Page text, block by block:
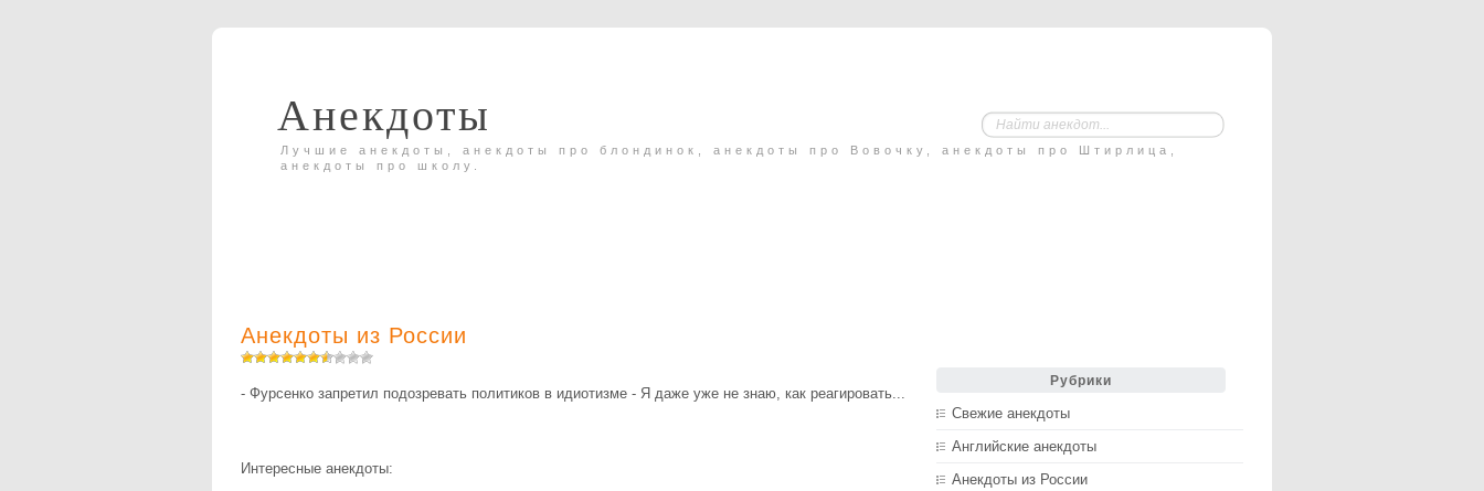
Анекдоты
Лучшие анекдоты, анекдоты про блондинок, анекдоты про Вовочку, анекдоты про Штирлица,
анекдоты про школу.
Анекдоты из России
- Фурсенко запретил подозревать политиков в идиотизме - Я даже уже не знаю, как реагировать...
Интересные анекдоты:
Рубрики
Свежие анекдоты
Английские анекдоты
Анекдоты из России